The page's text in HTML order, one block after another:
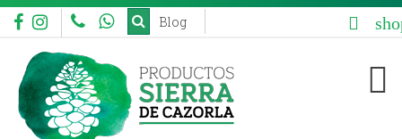


Blog